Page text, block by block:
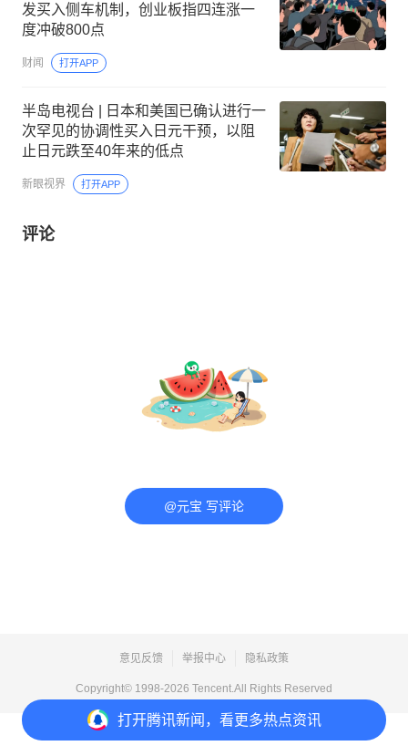
打开腾讯新闻，看更多热点资讯
发买入侧车机制，创业板指四连涨一
度冲破800点
财闻 打开APP
半岛电视台 | 日本和美国已确认进行一
次罕见的协调性买入日元干预，以阻
止日元跌至40年来的低点
新眼视界 打开APP
评论
@元宝 写评论
意见反馈 举报中心 隐私政策
Copyright© 1998-2026 Tencent.All Rights Reserved